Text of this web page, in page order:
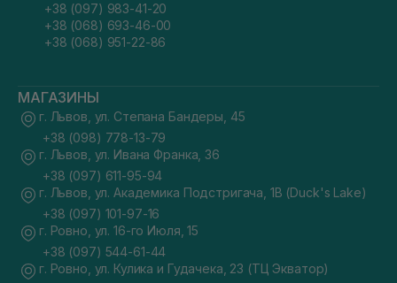
+38 (097) 983-41-20
+38 (068) 693-46-00
+38 (068) 951-22-86
МАГАЗИНЫ
г. Львов, ул. Степана Бандеры, 45
+38 (098) 778-13-79
г. Львов, ул. Ивана Франка, 36
+38 (097) 611-95-94
г. Львов, ул. Академика Подстригача, 1В (Duck's Lake)
+38 (097) 101-97-16
г. Ровно, ул. 16-го Июля, 15
+38 (097) 544-61-44
г. Ровно, ул. Кулика и Гудачека, 23 (ТЦ Экватор)